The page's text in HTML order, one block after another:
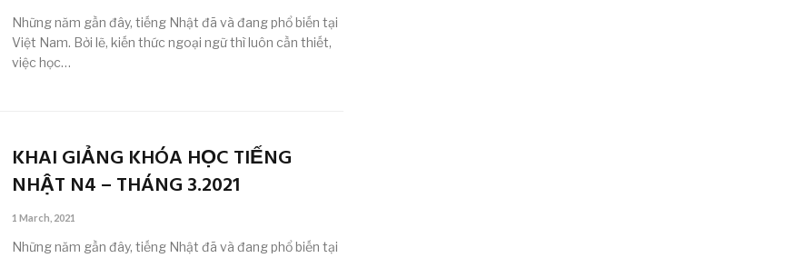
Những năm gần đây, tiếng Nhật đã và đang phổ biến tại
Việt Nam. Bởi lẽ, kiến thức ngoại ngữ thì luôn cần thiết,
việc học…
KHAI GIẢNG KHÓA HỌC TIẾNG
NHẬT N4 – THÁNG 3.2021
1 March, 2021
Những năm gần đây, tiếng Nhật đã và đang phổ biến tại